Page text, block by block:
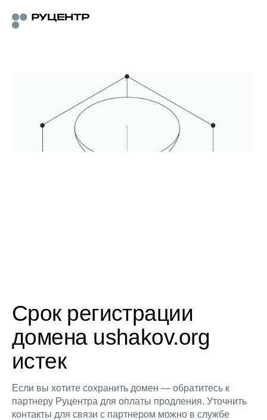
Срок регистрации
домена ushakov.org
истек
Если вы хотите сохранить домен — обратитесь к
партнеру Руцентра для оплаты продления. Уточнить
контакты для связи с партнером можно в службе